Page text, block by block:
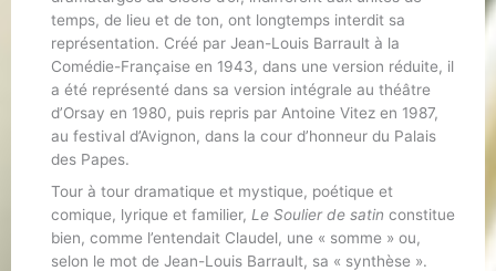
temps, de lieu et de ton, ont longtemps interdit sa
représentation. Créé par Jean-Louis Barrault à la
Comédie-Française en 1943, dans une version réduite, il
a été représenté dans sa version intégrale au théâtre
d’Orsay en 1980, puis repris par Antoine Vitez en 1987,
au festival d’Avignon, dans la cour d’honneur du Palais
des Papes.
Tour à tour dramatique et mystique, poétique et
comique, lyrique et familier, Le Soulier de satin constitue
bien, comme l’entendait Claudel, une « somme » ou,
selon le mot de Jean-Louis Barrault, sa « synthèse ».